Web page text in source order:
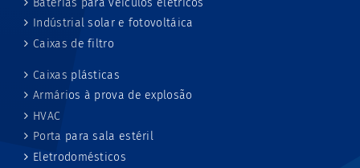
Baterias para veículos elétricos
Indústrial solar e fotovoltáica
Caixas de filtro
Caixas plásticas
Armários à prova de explosão
HVAC
Porta para sala estéril
Eletrodomésticos